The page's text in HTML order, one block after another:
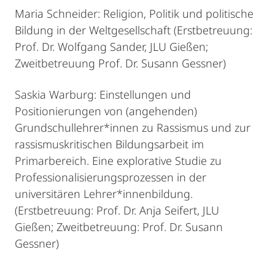
Maria Schneider: Religion, Politik und politische
Bildung in der Weltgesellschaft (Erstbetreuung:
Prof. Dr. Wolfgang Sander, JLU Gießen;
Zweitbetreuung Prof. Dr. Susann Gessner)
Saskia Warburg: Einstellungen und
Positionierungen von (angehenden)
Grundschullehrer*innen zu Rassismus und zur
rassismuskritischen Bildungsarbeit im
Primarbereich. Eine explorative Studie zu
Professionalisierungsprozessen in der
universitären Lehrer*innenbildung.
(Erstbetreuung: Prof. Dr. Anja Seifert, JLU
Gießen; Zweitbetreuung: Prof. Dr. Susann
Gessner)